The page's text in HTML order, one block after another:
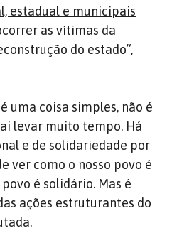
estadual e municipais
as vítimas da
do estado”,
uma coisa simples, não é
levar muito tempo. Há
e de solidariedade por
ver como o nosso povo é
é solidário. Mas é
ações estruturantes do